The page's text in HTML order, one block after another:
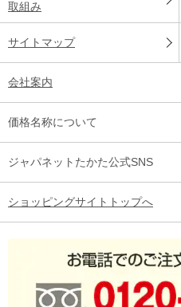
取組み
サイトマップ
会社案内
価格名称について
ジャパネットたかた公式SNS
ショッピングサイトトップへ